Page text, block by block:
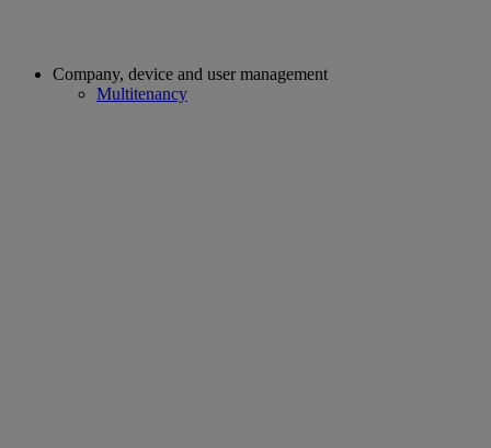
Company, device and user management
Multitenancy